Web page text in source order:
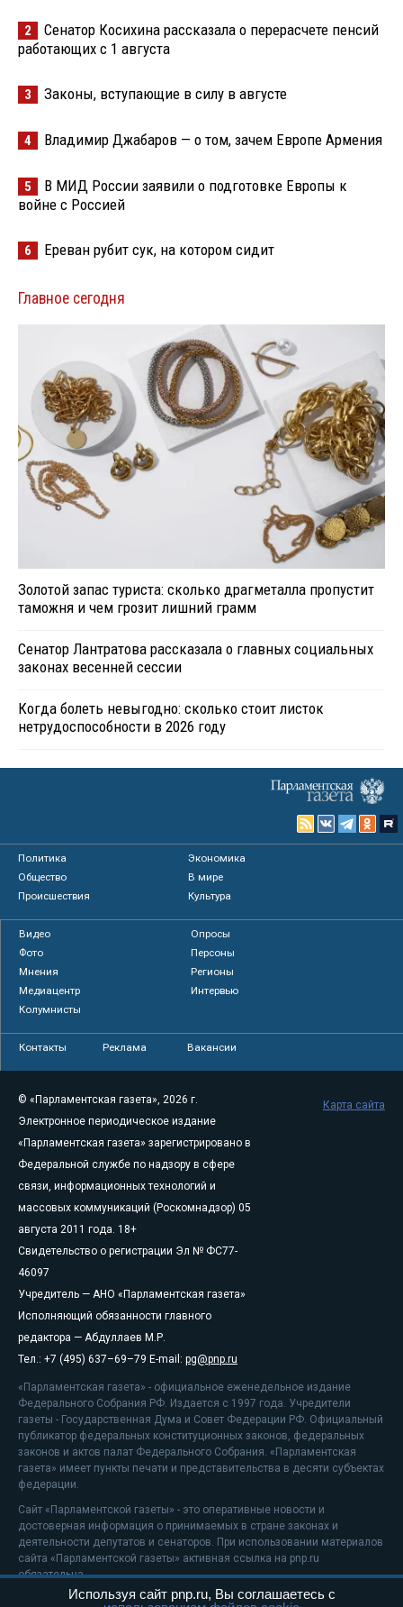
2
Сенатор Косихина рассказала о перерасчете пенсий
работающих с 1 августа
3 Законы, вступающие в силу в августе
4 Владимир Джабаров — о том, зачем Европе Армения
5
В МИД России заявили о подготовке Европы к
войне с Россией
6 Ереван рубит сук, на котором сидит
Главное сегодня
Золотой запас туриста: сколько драгметалла пропустит
таможня и чем грозит лишний грамм
Сенатор Лантратова рассказала о главных социальных
законах весенней сессии
Когда болеть невыгодно: сколько стоит листок
нетрудоспособности в 2026 году
Политика
Экономика
Общество
В мире
Происшествия
Культура
Видео
Опросы
Фото
Персоны
Мнения
Регионы
Медиацентр
Интервью
Колумнисты
Контакты Реклама Вакансии
© «Парламентская газета», 2026 г.
Электронное периодическое издание
«Парламентская газета» зарегистрировано в
Федеральной службе по надзору в сфере
связи, информационных технологий и
массовых коммуникаций (Роскомнадзор) 05
августа 2011 года. 18+
Свидетельство о регистрации Эл № ФС77-
46097
Учредитель — АНО «Парламентская газета»
Исполняющий обязанности главного
редактора — Абдуллаев М.Р.
Тел.: +7 (495) 637–69–79 E-mail: pg@pnp.ru
«Парламентская газета» - официальное еженедельное издание
Федерального Собрания РФ. Издается с 1997 года. Учредители
газеты - Государственная Дума и Совет Федерации РФ. Официальный
публикатор федеральных конституционных законов, федеральных
законов и актов палат Федерального Собрания. «Парламентская
газета» имеет пункты печати и представительства в десяти субъектах
федерации.
Сайт «Парламентской газеты» - это оперативные новости и
достоверная информация о принимаемых в стране законах и
деятельности депутатов и сенаторов. При использовании материалов
сайта «Парламентской газеты» активная ссылка на pnp.ru
обязательна.
На информационном ресурсе применяютсярекомендательные
Карта сайта
Используя сайт pnp.ru, Вы соглашаетесь с